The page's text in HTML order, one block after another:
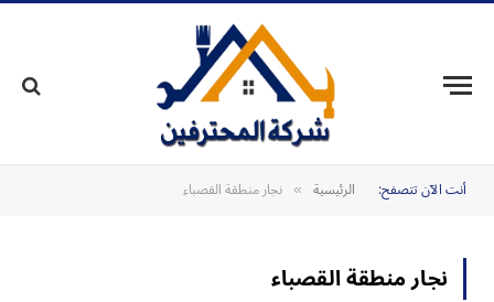
أنت الآن تتصفح: الرئيسية » نجار منطقة القصباء
نجار منطقة القصباء